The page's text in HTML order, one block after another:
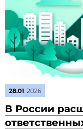
28.01 2026
В России